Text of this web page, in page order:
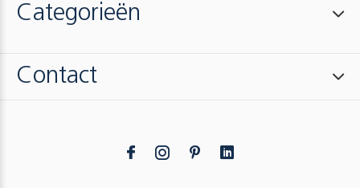
Categorieën
Contact